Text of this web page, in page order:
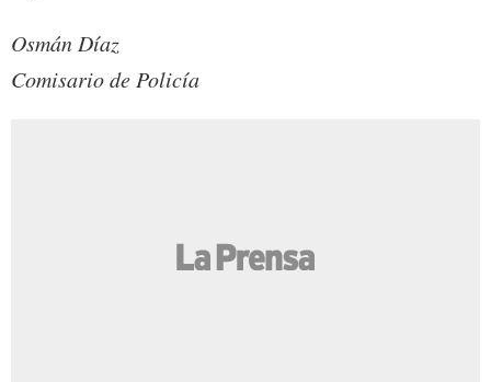
Osmán Díaz
Comisario de Policía